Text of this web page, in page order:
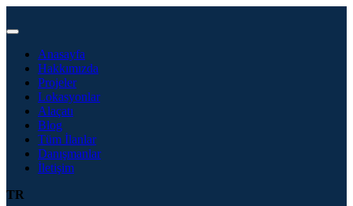
Anasayfa
Hakkımızda
Projeler
Lokasyonlar
Alaçatı
Blog
Tüm İlanlar
Danışmanlar
İletişim
TR